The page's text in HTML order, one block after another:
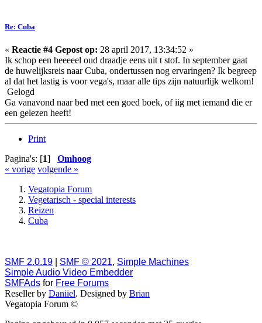
Re: Cuba
« Reactie #4 Gepost op: 28 april 2017, 13:34:52 »
Ik schop een heeeeel oud draadje eens uit t stof. In september gaat
de huwelijksreis naar Cuba, ondertussen nog ervaringen? Ik begreep
al dat het lastig is voor vega's, maar alle tips zijn natuurlijk welkom!
Gelogd
Ga vanavond naar bed met een goed boek, of iig met iemand die er
een gelezen heeft!
Print
Pagina's: [1] Omhoog
« vorige volgende »
Vegatopia Forum
Vegetarisch - special interests
Reizen
Cuba
SMF 2.0.19 SMF © 2021, Simple Machines
Simple Audio Video Embedder
SMFAds for Free Forums
Reseller by Daniiel. Designed by Brian
Vegatopia Forum ©